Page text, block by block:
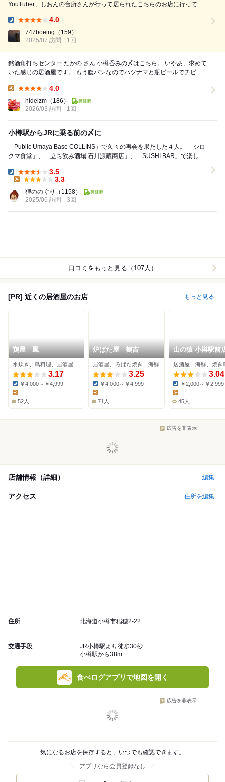
YouTuber、しおんの台所さんが行って居られたこちらのお店に行ってみ
カウンターへ取りに行く事になって居て、食べ物は、お店の方がテーブル
4.0
747boeing （159）
2025/07 訪問
1回
銘酒角打ちセンター たかの さん 小樽呑みの〆はこちら。 いやあ、求めて
いた感じの居酒屋です。 もう腹パンなのでハツナマと瓶ビールでチビチ
4.0
hideizm （186）
2026/03 訪問
1回
小樽駅からJRに乗る前の〆に
「Public Umaya Base COLLINS」で久々の再会を果たした４人。 「シロ
クマ食堂」、「立ち飲み酒場 石川源蔵商店」、「SUSHI BAR」で楽しく
Dinner:
3.5
3.3
狸ののぐり
（1158）
2025/06 訪問
3回
口コミをもっと見る（107人）
[PR] 近くの居酒屋のお店 もっと見る
鶏屋 鳳
水炊き、鳥料理、居酒屋
3.17
Dinner:
￥4,000～￥4,999
Lunch:
-
52人
炉ばた屋 鶴吉
居酒屋、ろばた焼き、海鮮
3.25
Dinner:
￥4,000～￥4,999
Lunch:
-
71人
山の猿 小樽駅前
居酒屋、海鮮、焼き
3.04
Dinner:
￥2,000～￥2,999
Lunch:
-
45人
広告を非表示
店舗情報（詳細） 編集
アクセス 住所を編集
住所 北海道小樽市稲穂2-22
交通手段
JR小樽駅より徒歩30秒
小樽駅から38m
食べログアプリで地図を開く
広告を非表示
気になるお店を保存すると、いつでも確認できます。
アプリなら会員登録なし